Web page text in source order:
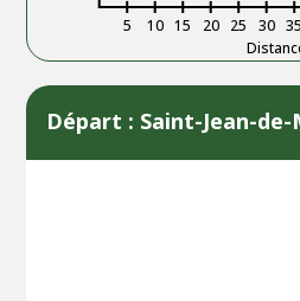
5 10 15 20 25 30 35
Départ : Saint-Jean-de-